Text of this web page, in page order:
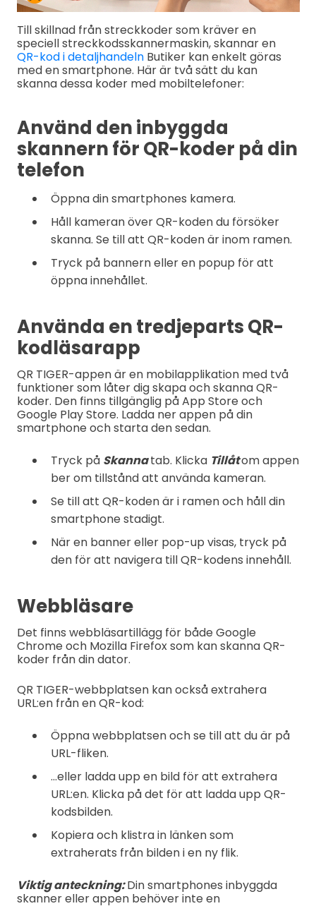
Till skillnad från streckkoder som kräver en
speciell streckkodsskannermaskin, skannar en
QR-kod i detaljhandelnButiker kan enkelt göras
med en smartphone. Här är två sätt du kan
skanna dessa koder med mobiltelefoner:
Använd den inbyggda
skannern för QR-koder på din
telefon
Öppna din smartphones kamera.
Håll kameran över QR-koden du försöker
skanna. Se till att QR-koden är inom ramen.
Tryck på bannern eller en popup för att
öppna innehållet.
Använda en tredjeparts QR-
kodläsarapp
QR TIGER-appen är en mobilapplikation med två
funktioner som låter dig skapa och skanna QR-
koder. Den finns tillgänglig på App Store och
Google Play Store. Ladda ner appen på din
smartphone och starta den sedan.
Tryck på Skannatab. Klicka Tillåtom appen
ber om tillstånd att använda kameran.
Se till att QR-koden är i ramen och håll din
smartphone stadigt.
När en banner eller pop-up visas, tryck på
den för att navigera till QR-kodens innehåll.
Webbläsare
Det finns webbläsartillägg för både Google
Chrome och Mozilla Firefox som kan skanna QR-
koder från din dator.
QR TIGER-webbplatsen kan också extrahera
URL:en från en QR-kod:
Öppna webbplatsen och se till att du är på
URL-fliken.
...eller ladda upp en bild för att extrahera
URL:en. Klicka på det för att ladda upp QR-
kodsbilden.
Kopiera och klistra in länken som
extraherats från bilden i en ny flik.
Viktig anteckning:Din smartphones inbyggda
skanner eller appen behöver inte en